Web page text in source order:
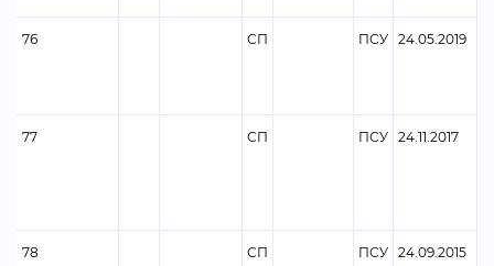
76 СП ПСУ 24.05.2019
77 СП ПСУ 24.11.2017
78 СП ПСУ 24.09.2015